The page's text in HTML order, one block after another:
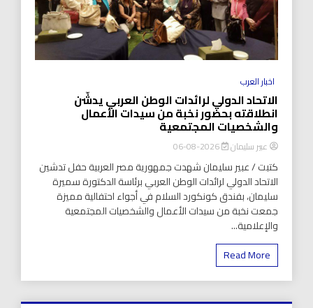
اخبار العرب
الاتحاد الدولي لرائدات الوطن العربي يدشّن
انطلاقته بحضور نخبة من سيدات الأعمال
والشخصيات المجتمعية
عبير سليمان 2026-08-06
كتبت / عبير سليمان شهدت جمهورية مصر العربية حفل تدشين
الاتحاد الدولي لرائدات الوطن العربي برئاسة الدكتورة سميرة
سليمان، بفندق كونكورد السلام في أجواء احتفالية مميزة
جمعت نخبة من سيدات الأعمال والشخصيات المجتمعية
والإعلامية...
Read More